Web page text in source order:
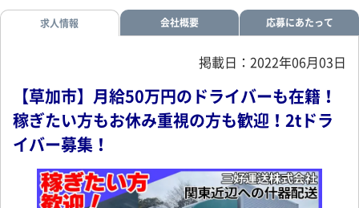
求人情報 会社概要 応募にあたって
掲載日：2022年06月03日
【草加市】月給50万円のドライバーも在籍！
稼ぎたい方もお休み重視の方も歓迎！2tドラ
イバー募集！